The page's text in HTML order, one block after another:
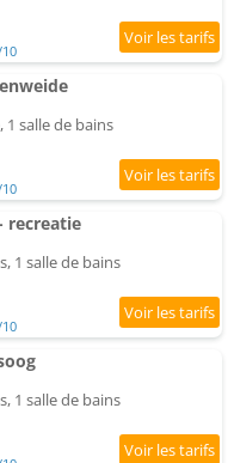
1 salle de bains
recreatie
1 salle de bains
1 salle de bains